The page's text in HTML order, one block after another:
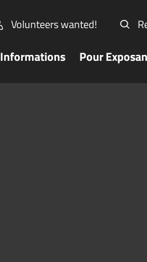
Volunteers wanted!
Informations Pour